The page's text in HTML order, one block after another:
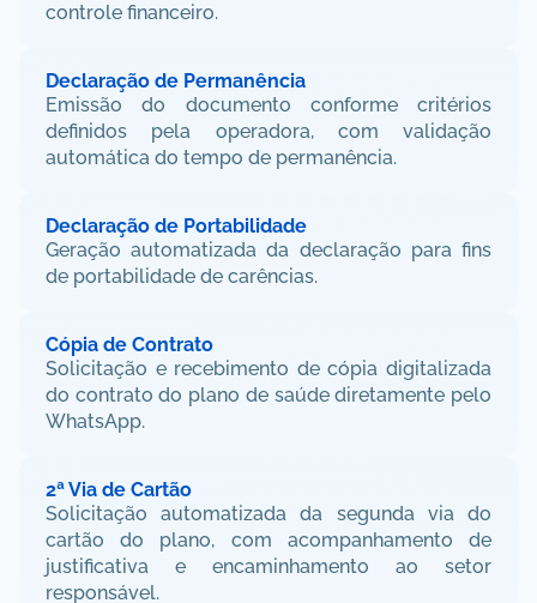
controle financeiro.
Declaração de Permanência
Emissão do documento conforme critérios
definidos pela operadora, com validação
automática do tempo de permanência.
Declaração de Portabilidade
Geração automatizada da declaração para fins
de portabilidade de carências.
Cópia de Contrato
Solicitação e recebimento de cópia digitalizada
do contrato do plano de saúde diretamente pelo
WhatsApp.
2ª Via de Cartão
Solicitação automatizada da segunda via do
cartão do plano, com acompanhamento de
justificativa e encaminhamento ao setor
responsável.